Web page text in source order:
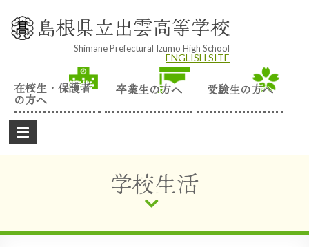
content 島根県立出雲高等学校
Shimane Prefectural Izumo High School
ENGLISH SITE
在校生・保護者
の方へ
卒業生の方へ 受験生の方へ
学校生活